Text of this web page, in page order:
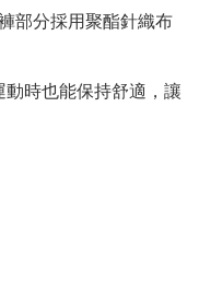
部分採用聚酯針織布
時也能保持舒適，讓